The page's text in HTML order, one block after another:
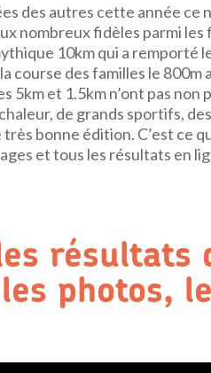
des autres cette année ce
nombreux fidèles parmi les
10km qui a remporté
course des familles le 800m
et 1.5km n’ont pas non
de grands sportifs,
bonne édition. C’est ce
et tous les résultats en
résultats
photos,